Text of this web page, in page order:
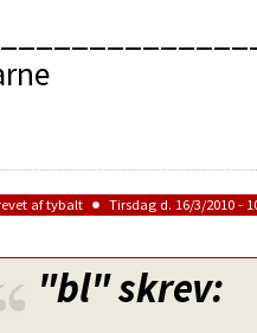
aftybalt Tirsdag d. 16/3/2010 -
"bl"skrev: